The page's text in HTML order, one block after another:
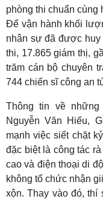
phòng thi chuẩn cùng
Để vận hành khối
nhân sự đã được huy
thi, 17.865 giám thị,
trăm cán bộ chuyên
744 chiến sĩ công an
Thông tin về
Nguyễn Văn Hiếu,
mạnh việc siết chặt
đặc biệt là công tác
cao và điện thoại di
không tổ chức nhận
xộn. Thay vào đó,